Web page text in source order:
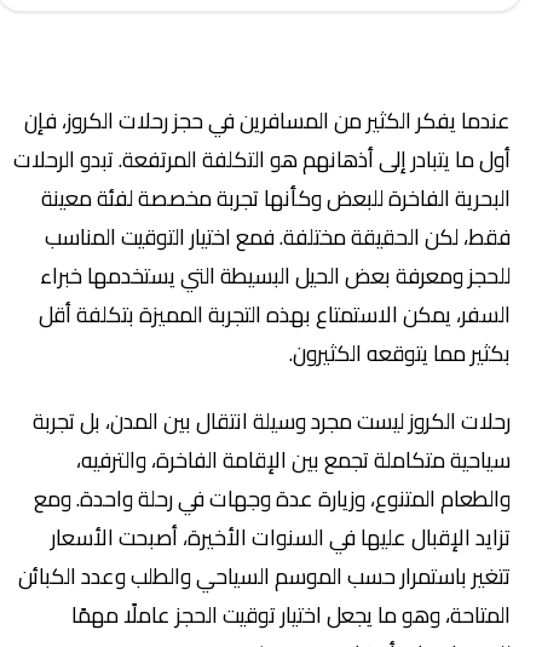
عندما يفكر الكثير من المسافرين في حجز رحلات الكروز، فإن
أول ما يتبادر إلى أذهانهم هو التكلفة المرتفعة. تبدو الرحلات
البحرية الفاخرة للبعض وكأنها تجربة مخصصة لفئة معينة
فقط، لكن الحقيقة مختلفة. فمع اختيار التوقيت المناسب
للحجز ومعرفة بعض الحيل البسيطة التي يستخدمها خبراء
السفر، يمكن الاستمتاع بهذه التجربة المميزة بتكلفة أقل
بكثير مما يتوقعه الكثيرون.
رحلات الكروز ليست مجرد وسيلة انتقال بين المدن، بل تجربة
سياحية متكاملة تجمع بين الإقامة الفاخرة، والترفيه،
والطعام المتنوع، وزيارة عدة وجهات في رحلة واحدة. ومع
تزايد الإقبال عليها في السنوات الأخيرة، أصبحت الأسعار
تتغير باستمرار حسب الموسم السياحي والطلب وعدد الكبائن
المتاحة، وهو ما يجعل اختيار توقيت الحجز عاملًا مهمًا